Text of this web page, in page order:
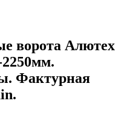
ворота Алютех
Фактурная